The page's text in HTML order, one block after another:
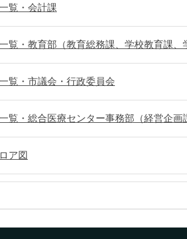
覧・会計課
覧・教育部（教育総務課、学校教育課
覧・市議会・行政委員会
覧・総合医療センター事務部（経営企画
ア図